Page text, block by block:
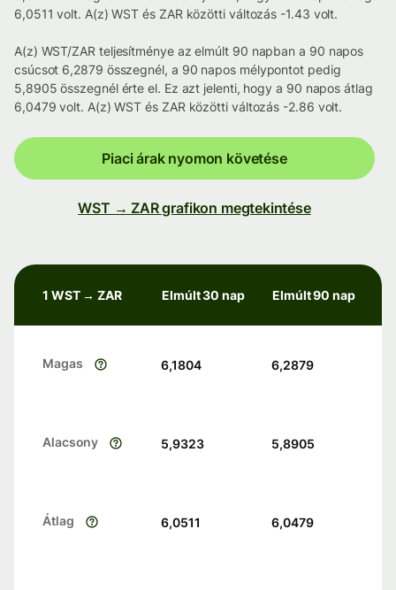
6,0511 volt. A(z) WST és ZAR közötti változás -1.43 volt.
A(z) WST/ZAR teljesítménye az elmúlt 90 napban a 90 napos
csúcsot 6,2879 összegnél, a 90 napos mélypontot pedig
5,8905 összegnél érte el. Ez azt jelenti, hogy a 90 napos átlag
6,0479 volt. A(z) WST és ZAR közötti változás -2.86 volt.
Piaci árak nyomon követése
WST → ZAR grafikon megtekintése
1 WST → ZAR Elmúlt 30 nap Elmúlt 90 nap
Magas 6,1804 6,2879
Alacsony 5,9323 5,8905
Átlag 6,0511 6,0479